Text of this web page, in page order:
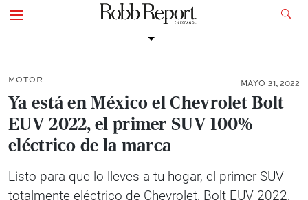
MOTOR MAYO 31, 2022
Ya está en México el Chevrolet Bolt
EUV 2022, el primer SUV 100%
eléctrico de la marca
Listo para que lo lleves a tu hogar, el primer SUV
totalmente eléctrico de Chevrolet, Bolt EUV 2022,